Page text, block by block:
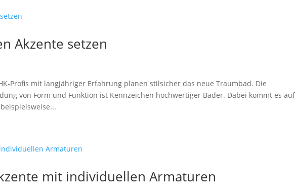
Akzente setzen
Profis mit langjähriger Erfahrung planen stilsicher das neue Traumbad. Die
von Form und Funktion ist Kennzeichen hochwertiger Bäder. Dabei kommt es auf
mit individuellen Armaturen